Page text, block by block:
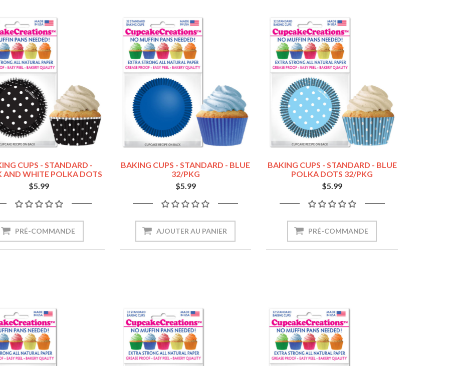
CUPS - STANDARD -
AND WHITE POLKA DOTS
32/PKG
$5.99
BAKING CUPS - STANDARD - BLUE
32/PKG
$5.99
BAKING CUPS - STANDARD - BLUE
POLKA DOTS 32/PKG
$5.99